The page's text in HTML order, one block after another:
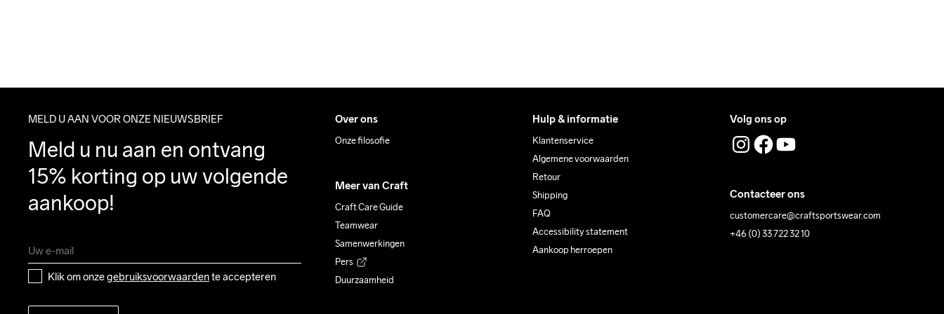
MELD U AAN VOOR ONZE NIEUWSBRIEF
Meld u nu aan en ontvang
15% korting op uw volgende
aankoop!
Klik om onze gebruiksvoorwaarden te accepteren
Over ons
Onze filosofie
Meer van Craft
Craft Care Guide
Teamwear
Samenwerkingen
Pers
Duurzaamheid
Hulp & informatie
Klantenservice
Algemene voorwaarden
Retour
Shipping
FAQ
Accessibility statement
Aankoop herroepen
Volg ons op
Contacteer ons
customercare@craftsportswear.com
+46 (0) 33 722 32 10